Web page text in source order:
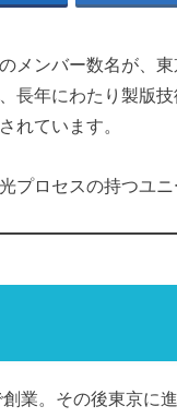
メンバー数名が、
長年にわたり製版
れています。
プロセスの持つユ
業。その後東京に